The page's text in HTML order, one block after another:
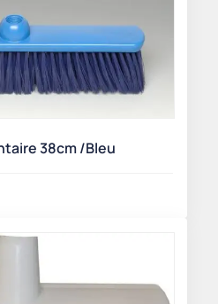
38cm /Bleu